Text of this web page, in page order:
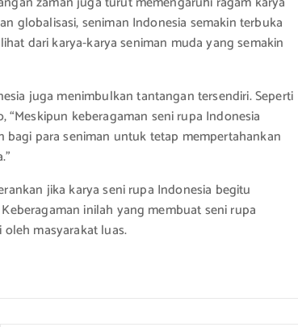
globalisasi, seniman Indonesia semakin terbuka
dari karya-karya seniman muda yang semakin
juga menimbulkan tantangan tersendiri. Seperti
keberagaman seni rupa Indonesia
para seniman untuk tetap mempertahankan
jika karya seni rupa Indonesia begitu
inilah yang membuat seni rupa
masyarakat luas.